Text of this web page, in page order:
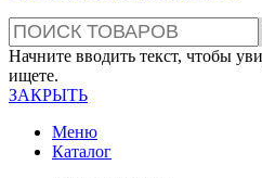
Начните вводить текст, чтобы
ищете.
ЗАКРЫТЬ
Меню
Каталог